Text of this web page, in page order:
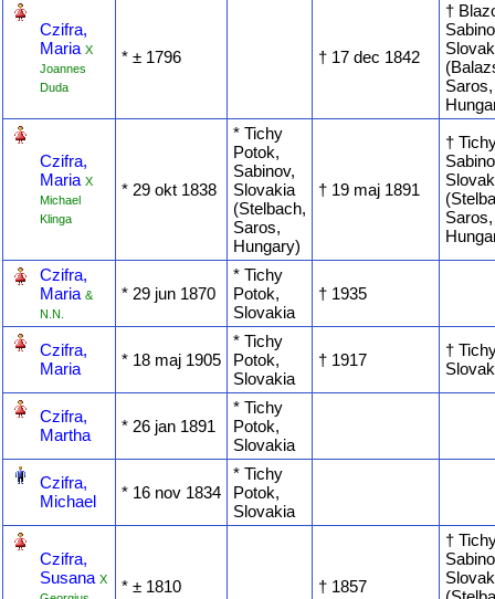
Czifra,
Maria X
Joannes
Duda
* ‎± 1796 † ‎17 dec 1842
†
Saros,
Czifra,
Maria X
Michael
Klinga
* ‎29 okt 1838
* Tichy
Potok,
Sabinov,
Slovakia
(Stelbach,
Saros,
Hungary)
† ‎19 maj 1891
†
Saros,
Czifra,
Maria &
N.N.
* ‎29 jun 1870
* Tichy
Potok,
Slovakia
† ‎1935
Czifra,
Maria
* ‎18 maj 1905
* Tichy
Potok,
Slovakia
† ‎1917
†
Czifra,
Martha
* ‎26 jan 1891
* Tichy
Potok,
Slovakia
Czifra,
Michael
* ‎16 nov 1834
* Tichy
Potok,
Slovakia
Czifra,
Susana X
* ‎± 1810 † ‎1857
†